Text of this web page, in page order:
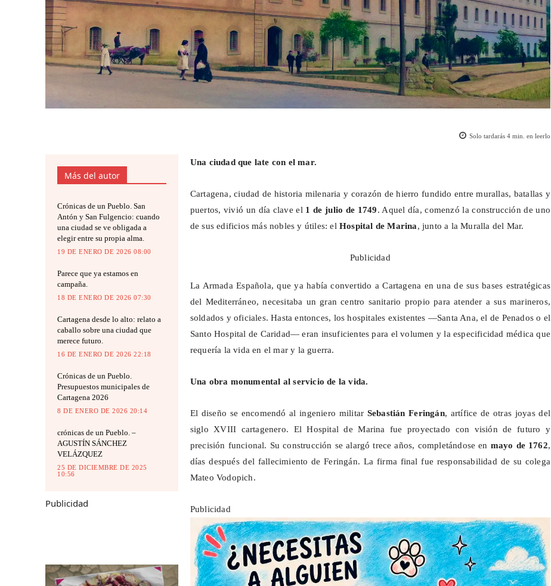
Solo tardarás4 min. en leerlo
Más del autor
Crónicas de un Pueblo. San
Antón y San Fulgencio: cuando
una ciudad se ve obligada a
elegir entre su propia alma.
19 DE ENERO DE 2026 08:00
Parece que ya estamos en
campaña.
18 DE ENERO DE 2026 07:30
Cartagena desde lo alto: relato a
caballo sobre una ciudad que
merece futuro.
16 DE ENERO DE 2026 22:18
Crónicas de un Pueblo.
Presupuestos municipales de
Cartagena 2026
8 DE ENERO DE 2026 20:14
crónicas de un Pueblo. –
AGUSTÍN SÁNCHEZ
VELÁZQUEZ
25 DE DICIEMBRE DE 2025
10:56
Publicidad
Una ciudad que late con el mar.
Cartagena, ciudad de historia milenaria y corazón de hierro fundido entre murallas, batallas y
puertos, vivió un día clave el 1 de julio de 1749. Aquel día, comenzó la construcción de uno
de sus edificios más nobles y útiles: el Hospital de Marina, junto a la Muralla del Mar.
Publicidad
La Armada Española, que ya había convertido a Cartagena en una de sus bases estratégicas
del Mediterráneo, necesitaba un gran centro sanitario propio para atender a sus marineros,
soldados y oficiales. Hasta entonces, los hospitales existentes —Santa Ana, el de Penados o el
Santo Hospital de Caridad— eran insuficientes para el volumen y la especificidad médica que
requería la vida en el mar y la guerra.
Una obra monumental al servicio de la vida.
El diseño se encomendó al ingeniero militar SebastiánFeringán, artífice de otras joyas del
siglo XVIII cartagenero. El Hospital de Marina fue proyectado con visión de futuro y
precisión funcional. Su construcción se alargó trece años, completándose en mayo de 1762,
días después del fallecimiento deFeringán. La firma final fue responsabilidad de su colega
Mateo Vodopich.
Publicidad